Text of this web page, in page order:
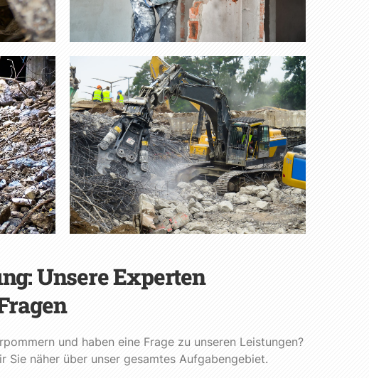
Unsere Experten
und haben eine Frage zu unseren Leistungen?
Sie näher über unser gesamtes Aufgabengebiet.